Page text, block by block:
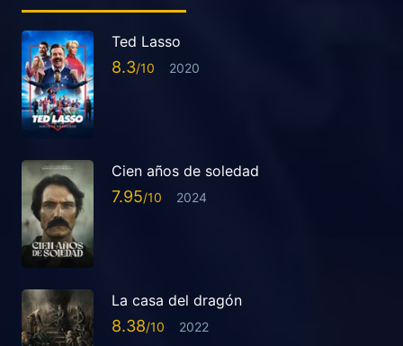
Ted Lasso
8.3 2020
Cien años de soledad
7.95 2024
La casa del dragón
8.38 2022